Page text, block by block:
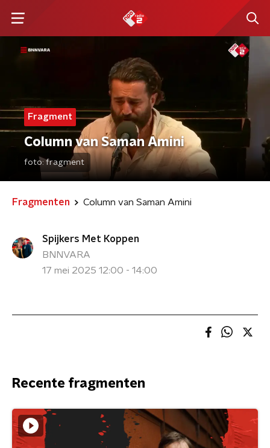
Fragment
Column van Saman Amini
foto: fragment
Fragmenten Column van Saman Amini
Spijkers Met Koppen
BNNVARA
17 mei 2025 12:00 - 14:00
Recente fragmenten